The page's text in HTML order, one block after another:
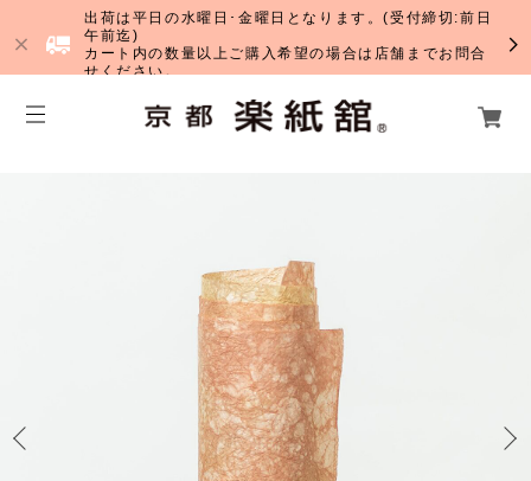
出荷は平日の水曜日･金曜日となります。(受付締切:前日
午前迄)
カート内の数量以上ご購入希望の場合は店舗までお問合
せください。